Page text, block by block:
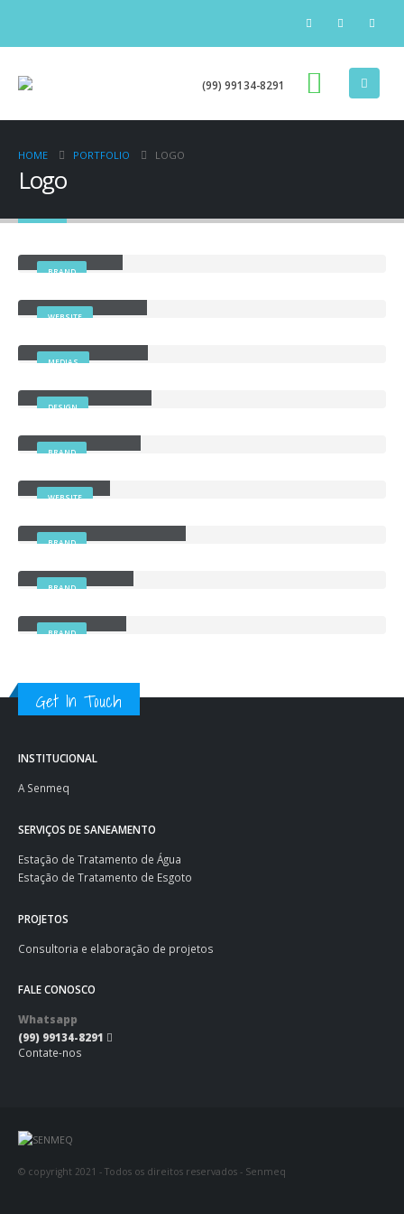
(99) 99134-8291
HOME PORTFOLIO LOGO
Logo
BRAND
WEBSITE
MEDIAS
DESIGN
BRAND
WEBSITE
BRAND
BRAND
BRAND
Get In Touch
INSTITUCIONAL
A Senmeq
SERVIÇOS DE SANEAMENTO
Estação de Tratamento de Água
Estação de Tratamento de Esgoto
PROJETOS
Consultoria e elaboração de projetos
FALE CONOSCO
Whatsapp
(99) 99134-8291
Contate-nos
© copyright 2021 - Todos os direitos reservados - Senmeq